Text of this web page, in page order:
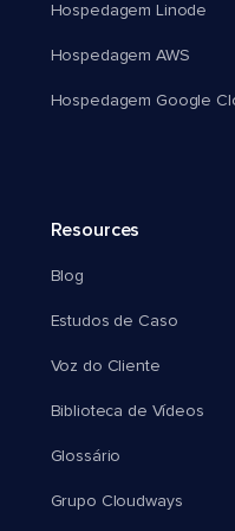
Hospedagem Linode
Hospedagem AWS
Hospedagem Google
Resources
Blog
Estudos de Caso
Voz do Cliente
Biblioteca de Vídeos
Glossário
Grupo Cloudways